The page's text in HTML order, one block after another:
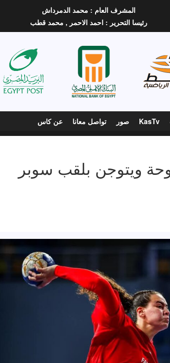
المشرف العام : محمد الدمرداش
رئيسا التحرير : احمد الاحمر , محمد قطب
KasTv صور تواصل معانا عن كاس
ويتوجن بلقب سوبر